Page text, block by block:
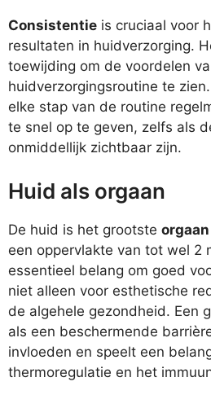
Consistentie is cruciaal voor
resultaten in huidverzorging.
toewijding om de voordelen
huidverzorgingsroutine te
elke stap van de routine
te snel op te geven, zelfs als
onmiddellijk zichtbaar zijn.
Huid als orgaan
De huid is het grootste orgaan
een oppervlakte van tot wel 2
essentieel belang om goed
niet alleen voor esthetische
de algehele gezondheid. Een
als een beschermende
invloeden en speelt een
thermoregulatie en het